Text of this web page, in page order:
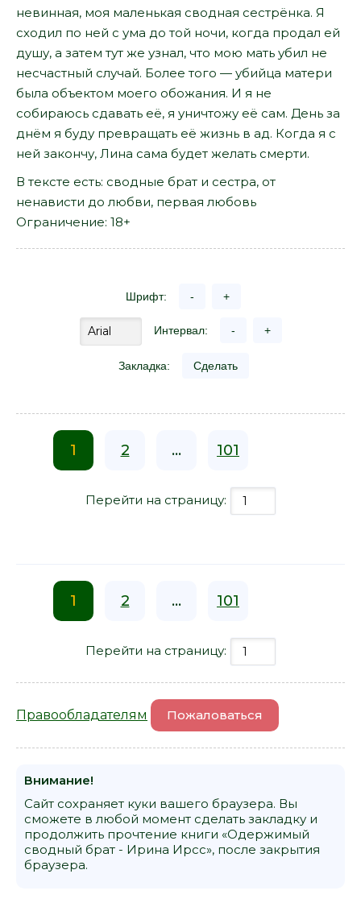
невинная, моя маленькая сводная сестрёнка. Я
сходил по ней с ума до той ночи, когда продал ей
душу, а затем тут же узнал, что мою мать убил не
несчастный случай. Более того — убийца матери
была объектом моего обожания. И я не
собираюсь сдавать её, я уничтожу её сам. День за
днём я буду превращать её жизнь в ад. Когда я с
ней закончу, Лина сама будет желать смерти.
В тексте есть: сводные брат и сестра, от
ненависти до любви, первая любовь
Ограничение: 18+
Шрифт: - +
Интервал: - +
Закладка: Сделать
1 2 ... 101
Перейти на страницу:
1 2 ... 101
Перейти на страницу:
Правообладателям Пожаловаться
Внимание!
Сайт сохраняет куки вашего браузера. Вы
сможете в любой момент сделать закладку и
продолжить прочтение книги «Одержимый
сводный брат - Ирина Ирсс», после закрытия
браузера.